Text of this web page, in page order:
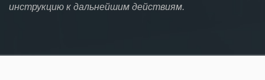
инструкцию к дальнейшим действиям.